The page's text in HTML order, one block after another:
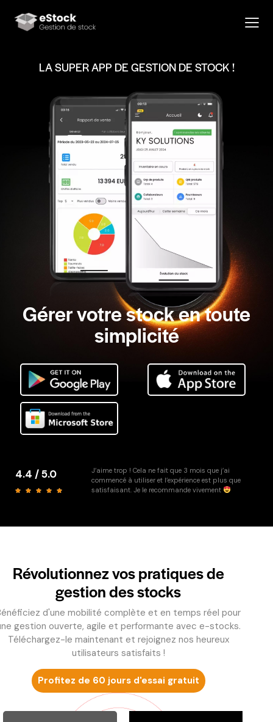
LA SUPER APP DE GESTION DE STOCK !
Gérer votre stock en toute
simplicité
4.4 / 5.0
J’aime trop ! Cela ne fait que 3 mois que j’ai
commencé à utiliser et l’expérience est plus que
satisfaisant. Je le recommande vivement
Révolutionnez vos pratiques de
gestion des stocks
d'une mobilité complète et en temps réel pour
gestion ouverte, agile et performante avec e-stocks.
Téléchargez-le maintenant et rejoignez nos heureux
utilisateurs satisfaits !
Profitez de 60 jours d'essai gratuit